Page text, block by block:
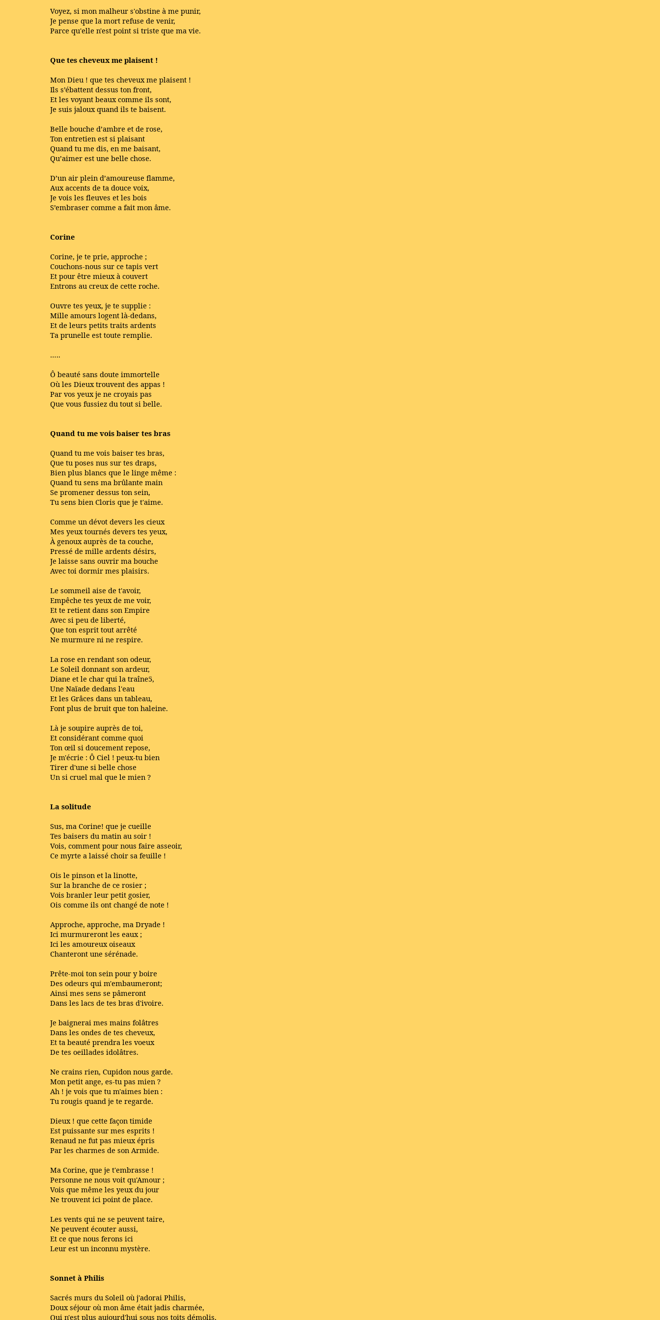
Voyez, si mon malheur s'obstine à me punir,
Je pense que la mort refuse de venir,
Parce qu'elle n'est point si triste que ma vie.
Que tes cheveux me plaisent !
Mon Dieu ! que tes cheveux me plaisent !
Ils s’ébattent dessus ton front,
Et les voyant beaux comme ils sont,
Je suis jaloux quand ils te baisent.
Belle bouche d’ambre et de rose,
Ton entretien est si plaisant
Quand tu me dis, en me baisant,
Qu’aimer est une belle chose.
D’un air plein d’amoureuse flamme,
Aux accents de ta douce voix,
Je vois les fleuves et les bois
S’embraser comme a fait mon âme.
Corine
Corine, je te prie, approche ;
Couchons-nous sur ce tapis vert
Et pour être mieux à couvert
Entrons au creux de cette roche.
Ouvre tes yeux, je te supplie :
Mille amours logent là-dedans,
Et de leurs petits traits ardents
Ta prunelle est toute remplie.
…..
Ô beauté sans doute immortelle
Où les Dieux trouvent des appas !
Par vos yeux je ne croyais pas
Que vous fussiez du tout si belle.
Quand tu me vois baiser tes bras
Quand tu me vois baiser tes bras,
Que tu poses nus sur tes draps,
Bien plus blancs que le linge même :
Quand tu sens ma brûlante main
Se promener dessus ton sein,
Tu sens bien Cloris que je t'aime.
Comme un dévot devers les cieux
Mes yeux tournés devers tes yeux,
À genoux auprès de ta couche,
Pressé de mille ardents désirs,
Je laisse sans ouvrir ma bouche
Avec toi dormir mes plaisirs.
Le sommeil aise de t'avoir,
Empêche tes yeux de me voir,
Et te retient dans son Empire
Avec si peu de liberté,
Que ton esprit tout arrêté
Ne murmure ni ne respire.
La rose en rendant son odeur,
Le Soleil donnant son ardeur,
Diane et le char qui la traîne5,
Une Naïade dedans l'eau
Et les Grâces dans un tableau,
Font plus de bruit que ton haleine.
Là je soupire auprès de toi,
Et considérant comme quoi
Ton œil si doucement repose,
Je m'écrie : Ô Ciel ! peux-tu bien
Tirer d'une si belle chose
Un si cruel mal que le mien ?
La solitude
Sus, ma Corine! que je cueille
Tes baisers du matin au soir !
Vois, comment pour nous faire asseoir,
Ce myrte a laissé choir sa feuille !
Ois le pinson et la linotte,
Sur la branche de ce rosier ;
Vois branler leur petit gosier,
Ois comme ils ont changé de note !
Approche, approche, ma Dryade !
Ici murmureront les eaux ;
Ici les amoureux oiseaux
Chanteront une sérénade.
Prête-moi ton sein pour y boire
Des odeurs qui m'embaumeront;
Ainsi mes sens se pâmeront
Dans les lacs de tes bras d'ivoire.
Je baignerai mes mains folâtres
Dans les ondes de tes cheveux,
Et ta beauté prendra les voeux
De tes oeillades idolâtres.
Ne crains rien, Cupidon nous garde.
Mon petit ange, es-tu pas mien ?
Ah ! je vois que tu m'aimes bien :
Tu rougis quand je te regarde.
Dieux ! que cette façon timide
Est puissante sur mes esprits !
Renaud ne fut pas mieux épris
Par les charmes de son Armide.
Ma Corine, que je t'embrasse !
Personne ne nous voit qu'Amour ;
Vois que même les yeux du jour
Ne trouvent ici point de place.
Les vents qui ne se peuvent taire,
Ne peuvent écouter aussi,
Et ce que nous ferons ici
Leur est un inconnu mystère.
Sonnet à Philis
Sacrés murs du Soleil où j'adorai Philis,
Doux séjour où mon âme était jadis charmée,
Qui n'est plus aujourd'hui sous nos toits démolis,